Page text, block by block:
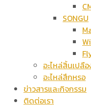
SONGU
อะไหล่สิ้นเปลือ
อะไหล่สึกหรอ
ข่าวสารและกิจกรรม
ติดต่อเรา